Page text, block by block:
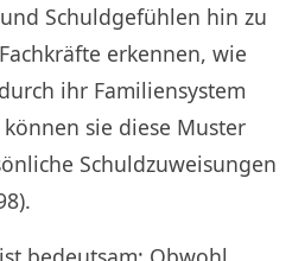
Schuldgefühlen hin zu
erkennen, wie
ihr Familiensystem
sie diese Muster
Schuldzuweisungen